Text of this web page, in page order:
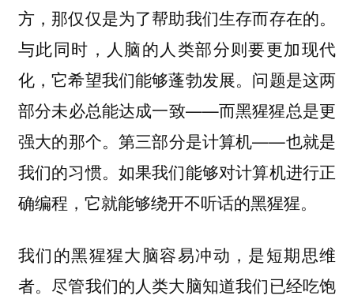
方，那仅仅是为了帮助我们生存而存在的。
与此同时，人脑的人类部分则要更加现代
化，它希望我们能够蓬勃发展。问题是这两
部分未必总能达成一致——而黑猩猩总是更
强大的那个。第三部分是计算机——也就是
我们的习惯。如果我们能够对计算机进行正
确编程，它就能够绕开不听话的黑猩猩。
我们的黑猩猩大脑容易冲动，是短期思维
者。尽管我们的人类大脑知道我们已经吃饱